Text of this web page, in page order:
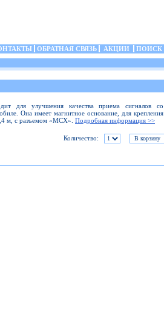
ОБРАТНАЯ СВЯЗЬ АКЦИИ ПОИСК
для улучшения качества приема сигналов со
Она имеет магнитное основание, для крепления
м, с разъемом «MCX». Подробная информация >>
Количество: